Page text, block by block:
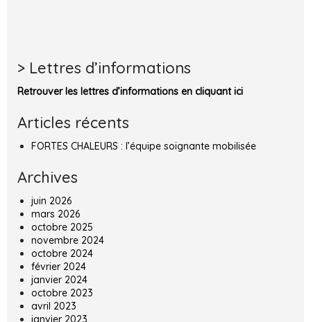
> Lettres d’informations
Retrouver les lettres d’informations en cliquant ici
Articles récents
FORTES CHALEURS : l’équipe soignante mobilisée
Archives
juin 2026
mars 2026
octobre 2025
novembre 2024
octobre 2024
février 2024
janvier 2024
octobre 2023
avril 2023
janvier 2023